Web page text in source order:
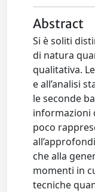
Abstract
Si è soliti
di natura
qualitativa.
e all’analisi
le seconde
informazioni
poco
che alla
momenti in
tecniche